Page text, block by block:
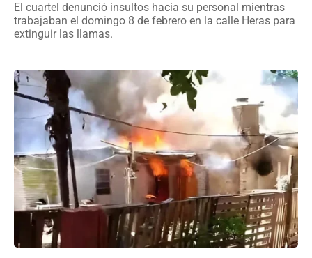
El cuartel denunció insultos hacia su personal mientras
trabajaban el domingo 8 de febrero en la calle Heras para
extinguir las llamas.